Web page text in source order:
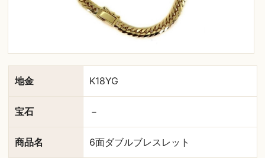
地金 K18YG
宝石 －
商品名 6面ダブルブレスレット